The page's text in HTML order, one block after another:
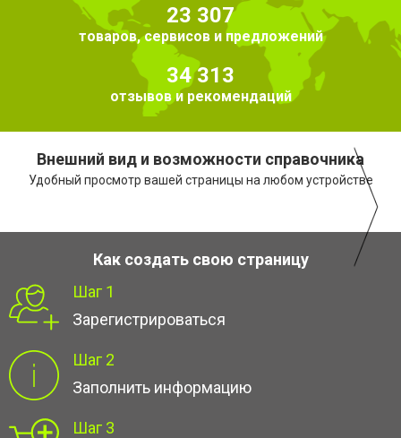
23 307
товаров, сервисов и предложений
34 313
отзывов и рекомендаций
Внешний вид и возможности справочника
Удобный просмотр вашей страницы на любом устройстве
Как создать свою страницу
Шаг 1
Зарегистрироваться
Шаг 2
Заполнить информацию
Шаг 3